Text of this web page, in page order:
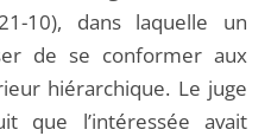
10), dans laquelle un
de se conformer aux
hiérarchique. Le juge
que l’intéressée avait